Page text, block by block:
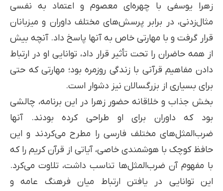
زهرا یوسفی با چهره‌ای معصوم و اعتماد به نفسی
مثال‌زدنی، در برابر پرسش‌های مختلف داوران و میزبانان
قرار گرفت و با مهارتی خاص به آنها پاسخ داد. آنچه بیش
از همه حاضران را تحت تأثیر قرار داد، توانایی او در ارتباط
دادن مفاهیم قرآنی با زندگی روزمره بود؛ مهارتی که حتی
برای بسیاری از بزرگسالان نیز دشوار است.
بخش جذاب و خلاقانه حضور زهرا در این برنامه، چالشی
بود که داوران برای او طراحی کرده بودند. آنها
ضرب‌المثل‌های مختلف فارسی را مطرح می‌کردند و این
حافظ کوچک با هوشمندی خاصی، آیاتی از قرآن کریم را که
با مفهوم آن ضرب‌المثل‌ها تناسب داشت، تلاوت می‌کرد.
این توانایی در یافتن ارتباط میان فرهنگ عامه و